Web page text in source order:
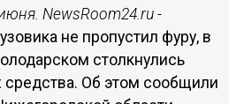
NewsRoom24.ru -
не пропустил фуру, в
столкнулись
средства. Об этом сообщили